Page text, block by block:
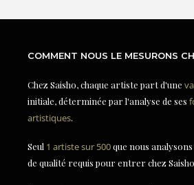
COMMENT NOUS LE MESURONS
Chez Saisho, chaque artiste part d'une
initiale, déterminée par l'analyse de ses
artistiques.
Seul 1 artiste sur 500que nous
de qualité requis pour entrer chez